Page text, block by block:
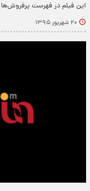
این فیلم در فهرست
۲۰ شهریور ۱۳۹۵